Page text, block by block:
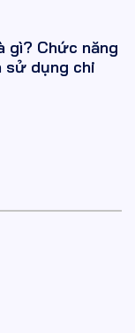
gì? Chức năng
sử dụng chi